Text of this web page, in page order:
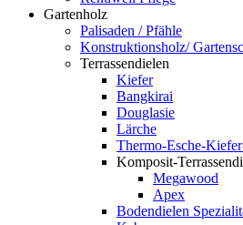
Gartenholz
Palisaden / Pfähle
Konstruktionsholz/
Terrassendielen
Kiefer
Bangkirai
Douglasie
Lärche
Thermo-Esche-
Komposit-
Megawood
Apex
Bodendielen